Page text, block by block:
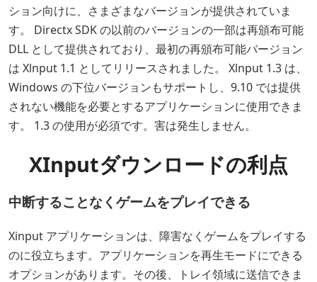
ション向けに、さまざまなバージョンが提供されていま
す。 Directx SDK の以前のバージョンの一部は再頒布可能
DLL として提供されており、最初の再頒布可能バージョン
は Xlnput 1.1 としてリリースされました。 Xlnput 1.3 は、
Windows の下位バージョンもサポートし、9.10 では提供
されない機能を必要とするアプリケーションに使用できま
す。 1.3 の使用が必須です。害は発生しません。
XInputダウンロードの利点
中断することなくゲームをプレイできる
Xinput アプリケーションは、障害なくゲームをプレイする
のに役立ちます。アプリケーションを再生モードにできる
オプションがあります。その後、トレイ領域に送信できま